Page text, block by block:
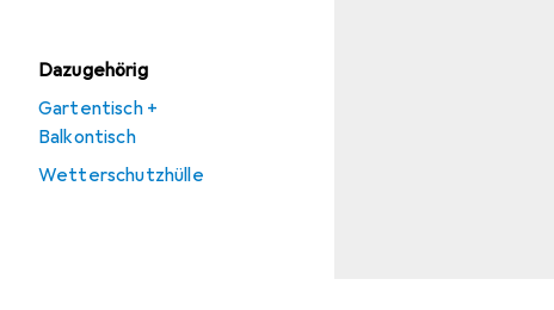
Dazugehörig
Gartentisch +
Balkontisch
Wetterschutzhülle